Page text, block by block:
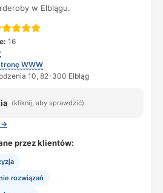
w Elblągu.
16
WWW
10, 82-300 Elbląg
(kliknij, aby sprawdzić)
→
przez klientów:
rozwiązań